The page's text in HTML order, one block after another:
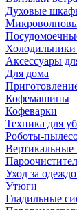
Духовые
Аксессуары
Для дома
Кофемашины
Кофеварки
Техника для
Роботы-
Уход за
Утюги
Гладильные